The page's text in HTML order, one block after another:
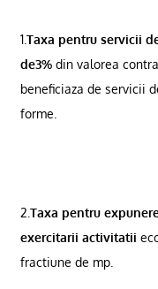
1.Taxa pentru servicii
de3% din valorea
beneficiaza de servicii
forme.
2. Taxa pentru
exercitarii activitatii
fractiune de mp.